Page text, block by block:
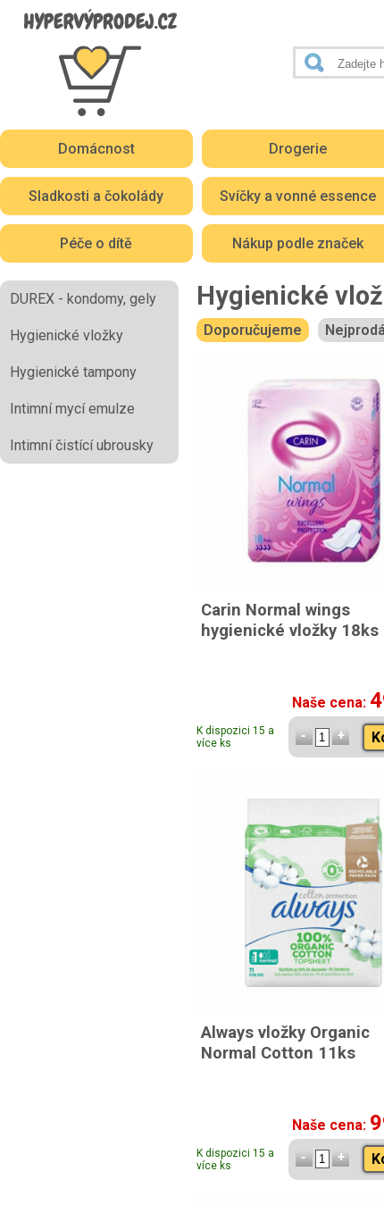
Domácnost Drogerie
Sladkosti a čokolády Svíčky a vonné essence
Péče o dítě Nákup podle značek
DUREX - kondomy, gely
Hygienické vložky
Hygienické tampony
Intimní mycí emulze
Intimní čistící ubrousky
Hygienické
Doporučujeme
Carin Normal wings
hygienické vložky 18ks
Naše cena:
K dispozici 15 a
více ks
Always vložky Organic
Normal Cotton 11ks
Naše cena:
K dispozici 15 a
více ks